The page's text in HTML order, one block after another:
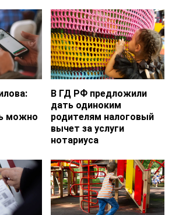
можно
В ГД РФ предложили
дать одиноким
родителям налоговый
вычет за услуги
нотариуса